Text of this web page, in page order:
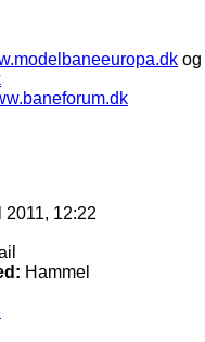
og
2011, 12:22
Hammel